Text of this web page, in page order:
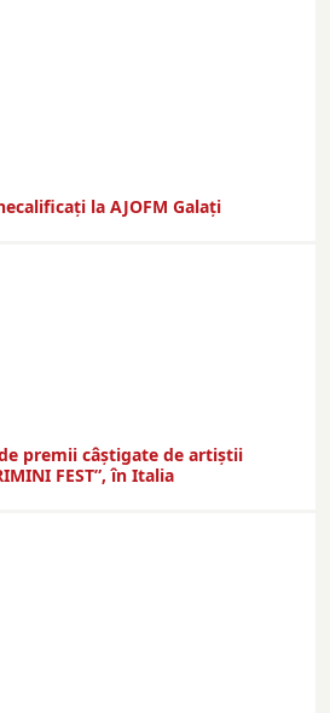
la AJOFM Galați
premii câştigate de artiştii
FEST”, în Italia